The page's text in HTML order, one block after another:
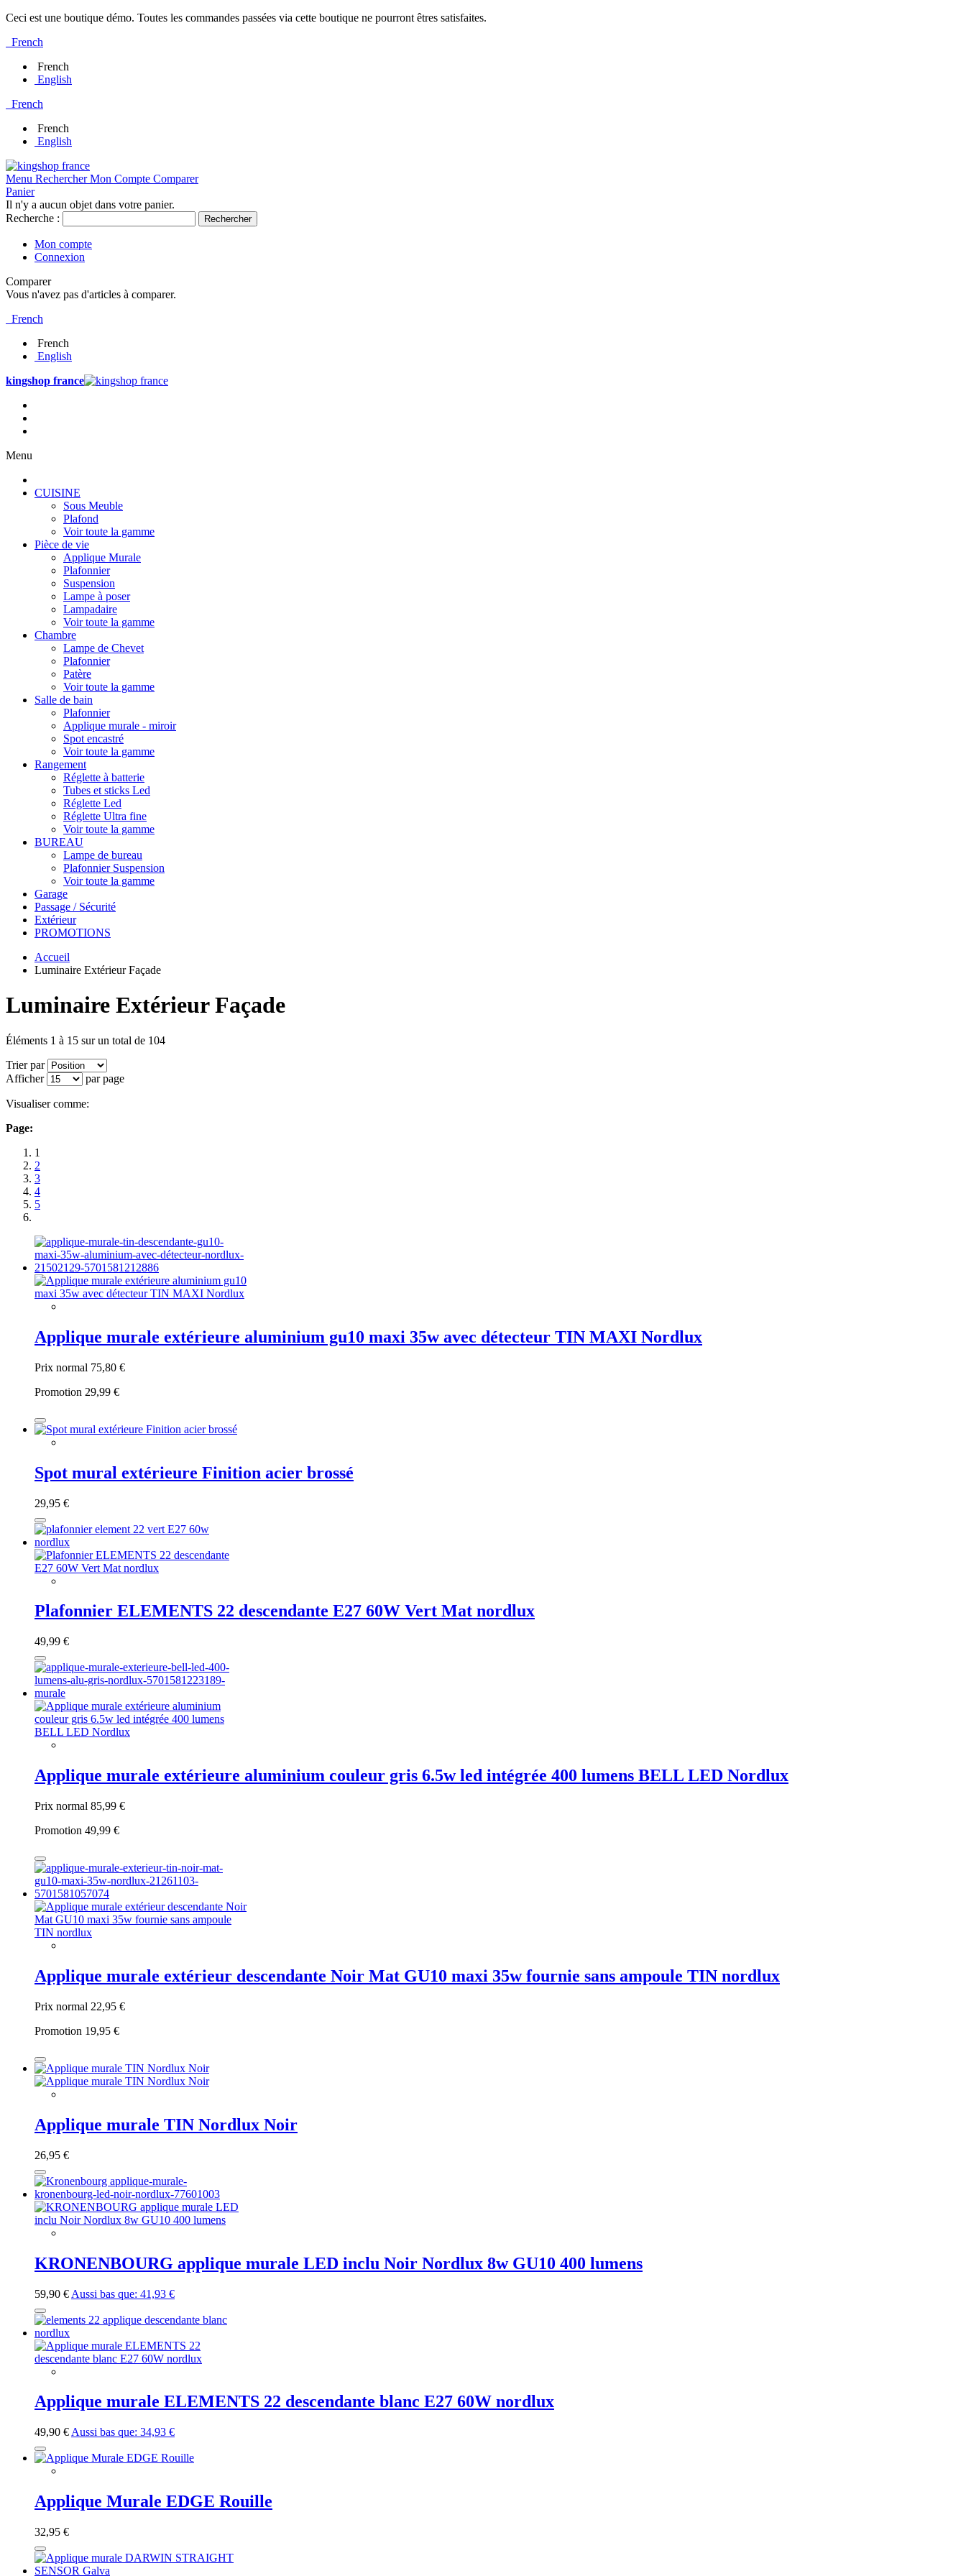
Ceci est une boutique démo. Toutes les commandes passées via cette boutique ne pourront êtres satisfaites.
French
French
English
French
French
English
Menu Rechercher Mon Compte Comparer
Panier
Il n'y a aucun objet dans votre panier.
Recherche :
Rechercher
Mon compte
Connexion
Comparer
Vous n'avez pas d'articles à comparer.
French
French
English
kingshop france
Menu
CUISINE
Sous Meuble
Plafond
Voir toute la gamme
Pièce de vie
Applique Murale
Plafonnier
Suspension
Lampe à poser
Lampadaire
Voir toute la gamme
Chambre
Lampe de Chevet
Plafonnier
Patère
Voir toute la gamme
Salle de bain
Plafonnier
Applique murale - miroir
Spot encastré
Voir toute la gamme
Rangement
Réglette à batterie
Tubes et sticks Led
Réglette Led
Réglette Ultra fine
Voir toute la gamme
BUREAU
Lampe de bureau
Plafonnier Suspension
Voir toute la gamme
Garage
Passage / Sécurité
Extérieur
PROMOTIONS
Accueil
Luminaire Extérieur Façade
Luminaire Extérieur Façade
Éléments 1 à 15 sur un total de 104
Trier par
Afficher
par page
Visualiser comme:
Page:
1
2
3
4
5
Applique murale extérieure aluminium gu10 maxi 35w avec détecteur TIN MAXI Nordlux
Prix normal 75,80 €
Promotion 29,99 €
Spot mural extérieure Finition acier brossé
29,95 €
Plafonnier ELEMENTS 22 descendante E27 60W Vert Mat nordlux
49,99 €
Applique murale extérieure aluminium couleur gris 6.5w led intégrée 400 lumens BELL LED Nordlux
Prix normal 85,99 €
Promotion 49,99 €
Applique murale extérieur descendante Noir Mat GU10 maxi 35w fournie sans ampoule TIN nordlux
Prix normal 22,95 €
Promotion 19,95 €
Applique murale TIN Nordlux Noir
26,95 €
KRONENBOURG applique murale LED inclu Noir Nordlux 8w GU10 400 lumens
59,90 € Aussi bas que: 41,93 €
Applique murale ELEMENTS 22 descendante blanc E27 60W nordlux
49,90 € Aussi bas que: 34,93 €
Applique Murale EDGE Rouille
32,95 €